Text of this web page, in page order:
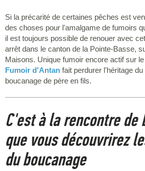
Si la précarité de certaines pêches est
des choses pour l'amalgame de fumoirs
il est toujours possible de renouer avec
arrêt dans le canton de la Pointe-Basse,
Maisons. Unique fumoir encore actif sur
Fumoir d'Antan fait perdurer l'héritage
boucanage de père en fils.
C'est à la rencontre de
que vous découvrirez
du boucanage